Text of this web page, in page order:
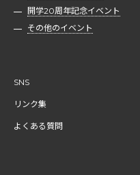
開学20周年記念イベント
その他のイベント
SNS
リンク集
よくある質問